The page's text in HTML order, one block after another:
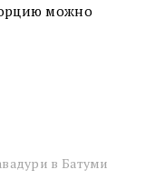
можно
в Батуми